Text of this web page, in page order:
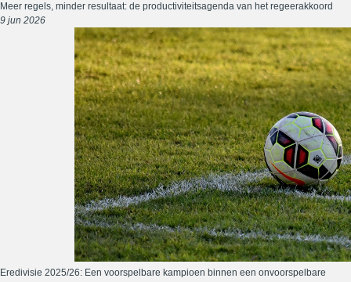
Meer regels, minder resultaat: de productiviteitsagenda van het regeerakkoord
9 jun 2026
Eredivisie 2025/26: Een voorspelbare kampioen binnen een onvoorspelbare